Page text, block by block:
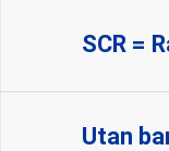
SCR =
Utan